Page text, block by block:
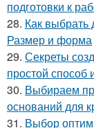
подготовки к
28. Как выбрать
Размер и форма
29. Секреты
простой способ
30. Выбираем
оснований для
31. Выбор